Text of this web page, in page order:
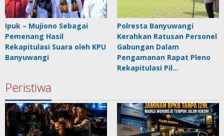
Ipuk – Mujiono Sebagai
Pemenang Hasil
Rekapitulasi Suara oleh KPU
Banyuwangi
Polresta Banyuwangi
Kerahkan Ratusan Personel
Gabungan Dalam
Pengamanan Rapat Pleno
Rekapitulasi Pil…
Peristiwa